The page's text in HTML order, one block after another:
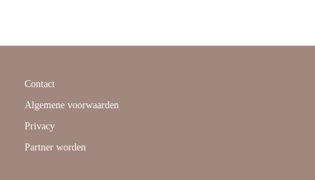
Contact
Algemene voorwaarden
Privacy
Partner worden